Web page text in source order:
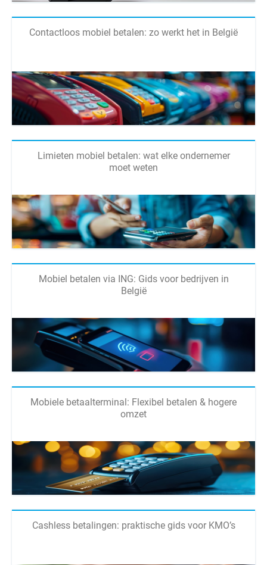
Contactloos mobiel betalen: zo werkt het in België
Limieten mobiel betalen: wat elke ondernemer
moet weten
Mobiel betalen via ING: Gids voor bedrijven in
België
Mobiele betaalterminal: Flexibel betalen & hogere
omzet
Cashless betalingen: praktische gids voor KMO’s